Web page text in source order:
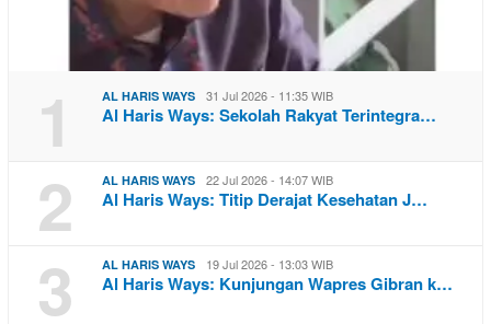
1 AL HARIS WAYS 31 Jul 2026 - 11:35 WIB
Al Haris Ways: Sekolah Rakyat Terintegra…
2 AL HARIS WAYS 22 Jul 2026 - 14:07 WIB
Al Haris Ways: Titip Derajat Kesehatan J…
3 AL HARIS WAYS 19 Jul 2026 - 13:03 WIB
Al Haris Ways: Kunjungan Wapres Gibran k…